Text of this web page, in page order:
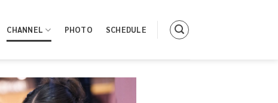
CHANNEL PHOTO SCHEDULE